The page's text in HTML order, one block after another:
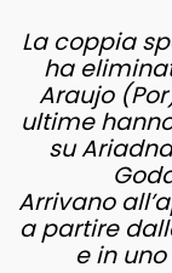
La coppia
ha
Araujo
ultime
su
Arrivano
a partire
e in